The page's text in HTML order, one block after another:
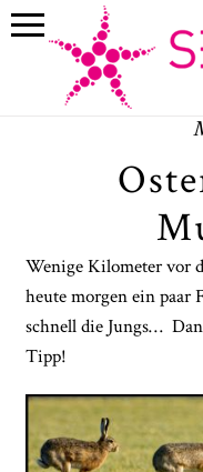
Wenige Kilometer vor
heute morgen ein paar
schnell die Jungs…
Tipp!